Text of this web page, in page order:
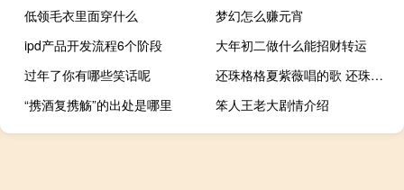
低领毛衣里面穿什么
梦幻怎么赚元宵
ipd产品开发流程6个阶段
大年初二做什么能招财转运
过年了你有哪些笑话呢
还珠格格夏紫薇唱的歌 还珠格格第二部主题曲
“携酒复携觞”的出处是哪里
笨人王老大剧情介绍